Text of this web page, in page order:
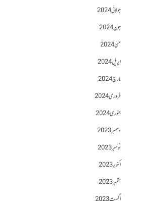
جولائی 2024
جون 2024
مئی 2024
اپریل 2024
مارچ 2024
فروری 2024
جنوری 2024
دسمبر 2023
نومبر 2023
اکتوبر 2023
ستمبر 2023
اگست 2023